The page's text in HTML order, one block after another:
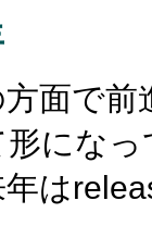
面で前
形にな
は